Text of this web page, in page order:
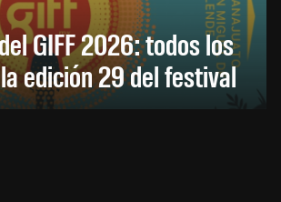
GIFF 2026: todos los
edición 29 del festival